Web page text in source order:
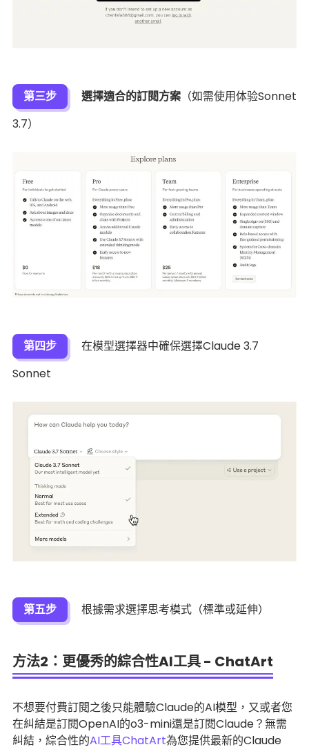
第三步 選擇適合的訂閱方案 （如需使用体验Sonnet
3.7）
第四步
在模型選擇器中確保選擇Claude 3.7
Sonnet
第五步 根據需求選擇思考模式（標準或延伸）
方法2：更優秀的綜合性AI工具 - ChatArt
不想要付費訂閱之後只能體驗Claude的AI模型，又或者您
在糾結是訂閱OpenAI的o3-mini還是訂閱Claude？無需
糾結，綜合性的AI工具ChatArt為您提供最新的Claude